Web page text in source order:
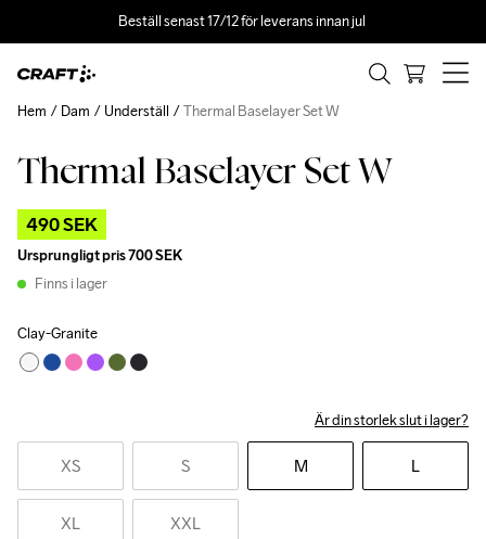
Beställ senast 17/12 för leverans innan jul
Thermal Baselayer Set W
490 SEK
Ursprungligt pris700 SEK
Finns i lager
Clay-Granite
Är din storlek slut i lager?
XS S M L
XL XXL
Hem Dam Underställ Thermal Baselayer Set W
Outlet